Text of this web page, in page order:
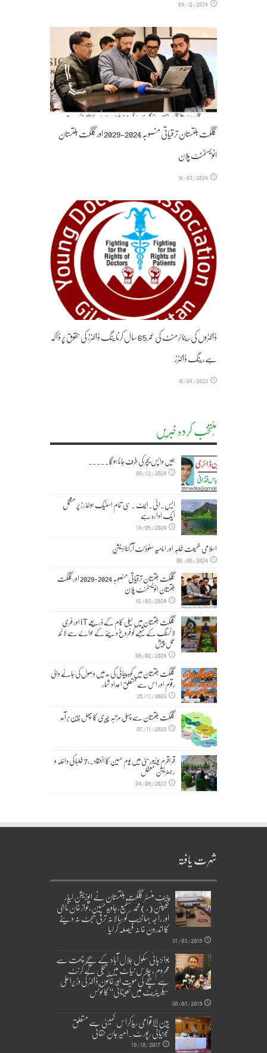
09/12/2024
گلگت بلتستان ترقیاتی منصوبہ 2024-2029 اورگلگت بلتستان
انویسٹمنٹ پلان
16/03/2024
ڈاکٹروں کی ریٹائرمنٹ کی عمر 65 سال کرنا ینگ ڈاکٹرز کی حقوق پر ڈاکہ
ہے، ینگ ڈاکٹرز
10/04/2023
مُنتخب کردہ خبریں
ہمیں واپس نیچر کی طرف جانا ہوگا۔۔۔۔۔
09/12/2024
ایس۔ائی۔ایف ۔سی تمام اسٹیک ہولڈرز پر مشتمل
ایک ادارہ ہے
14/05/2024
اسلامی جمیعت طلبہ اور امامیہ سٹوڈنٹ آرگنائزیشن
06/05/2024
گلگت بلتستان ترقیاتی منصوبہ 2024-2029 اورگلگت
بلتستان انویسٹمنٹ پلان
16/03/2024
گلگت بلتستان میں ٹیلی کام کے ذریعے IT اور فری
لانسنگ کے شعبے کو فروغ دینے کے حوالے سے لائحہ
عمل پیش
08/02/2024
گلگت بلتستان میں کوہ پیمائی کی مد میں وصول کی جانے والی
رقوم اور اس سے متعلق اعداد شمار
25/11/2023
گلگت بلتستان سے پہلی مرتبہ چیری کا پھل چین برآمد
07/11/2023
قراقرم یونیورسٹی میں یوم حسین کا انعقاد۔,7 طلبا کی داخلہ و
رجسٹریشن معطل
04/09/2023
شہرت یافتہ
چیف منسٹر گلگت بلتستان نے اپوزیشن لیڈر
کیپٹن(ر)محمد شفیع،جاوید حسین،نواز خان ناجی
اور راجہ جہانزیب کو سالانہ ترقی بجٹ نہ دینے
کا اندرون خانہ فیصلہ کر لیا
31/03/2019
بوائز ہائی سکول جلال آباد کے بچے چھت سے
محروم ، چلاس نیاٹ میں بجلی کے کرنٹ
سے بچے کی موت اور خاتون ڈاکٹر کی وزیراعلیٰ
سیکریٹریٹ میں تعیناتی‘‘ کا نوٹس
30/03/2019
بین الاقوامی ریڈکراس کمیٹی سے متعلق
تجزیاتی رپورٹ۔امیر جان حقانی
19/10/2017